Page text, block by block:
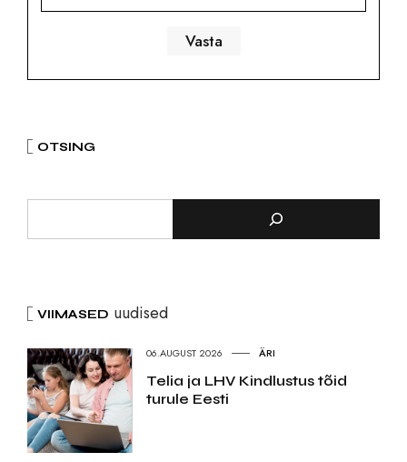
OTSING
VIIMASED uudised
06.AUGUST 2026 ÄRI
Telia ja LHV Kindlustus tõid
turule Eesti